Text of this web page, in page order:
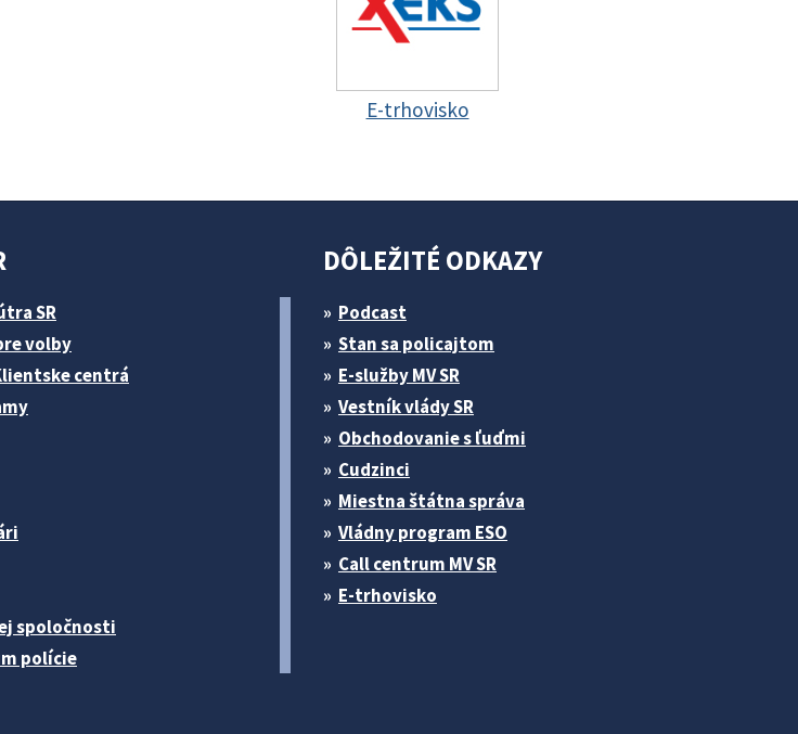
E-trhovisko
SR
volby
centrá
spoločnosti
polície
DÔLEŽITÉ ODKAZY
Podcast
Stan sa policajtom
E-služby MV SR
Vestník vlády SR
Obchodovanie s ľuďmi
Cudzinci
Miestna štátna správa
Vládny program ESO
Call centrum MV SR
E-trhovisko